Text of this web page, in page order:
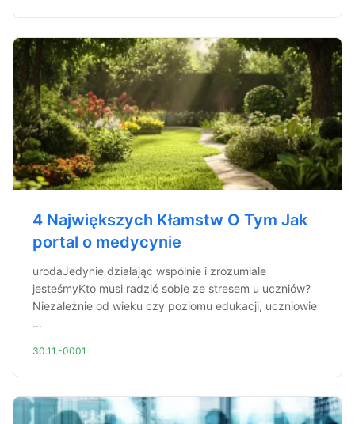
4 Największych Kłamstw O Tym Jak
portal o medycynie
urodaJedynie działając wspólnie i zrozumiale
jesteśmyKto musi radzić sobie ze stresem u uczniów?
Niezależnie od wieku czy poziomu edukacji, uczniowie
...
30.11.-0001